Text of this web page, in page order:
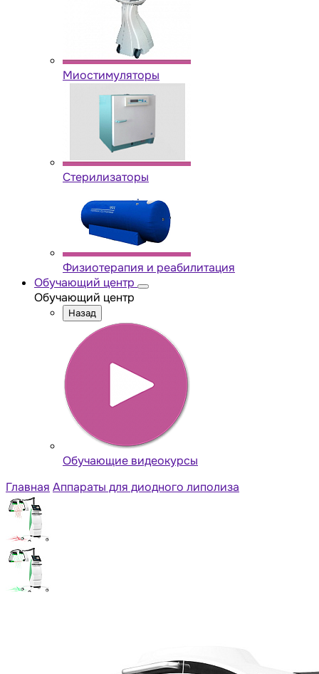
Миостимуляторы
Стерилизаторы
Физиотерапия и реабилитация
Обучающий центр
Обучающий центр
Назад
Обучающие видеокурсы
Главная Аппараты для диодного липолиза